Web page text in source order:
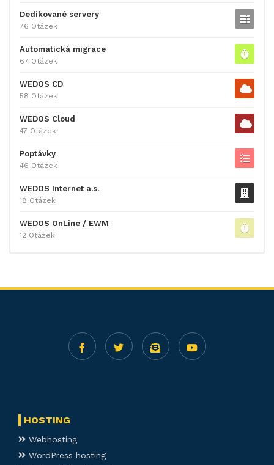
Dedikované servery
76 Otázek
Automatická migrace
67 Otázek
WEDOS CD
58 Otázek
WEDOS Cloud
47 Otázek
Poptávky
46 Otázek
WEDOS Internet a.s.
18 Otázek
WEDOS OnLine / EWM
12 Otázek
HOSTING
Webhosting
WordPress hosting